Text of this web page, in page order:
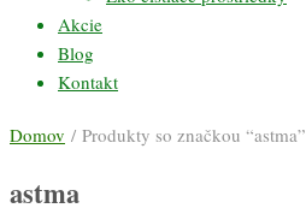
Akcie
Blog
Kontakt
Domov / Produkty so značkou “astma”
astma